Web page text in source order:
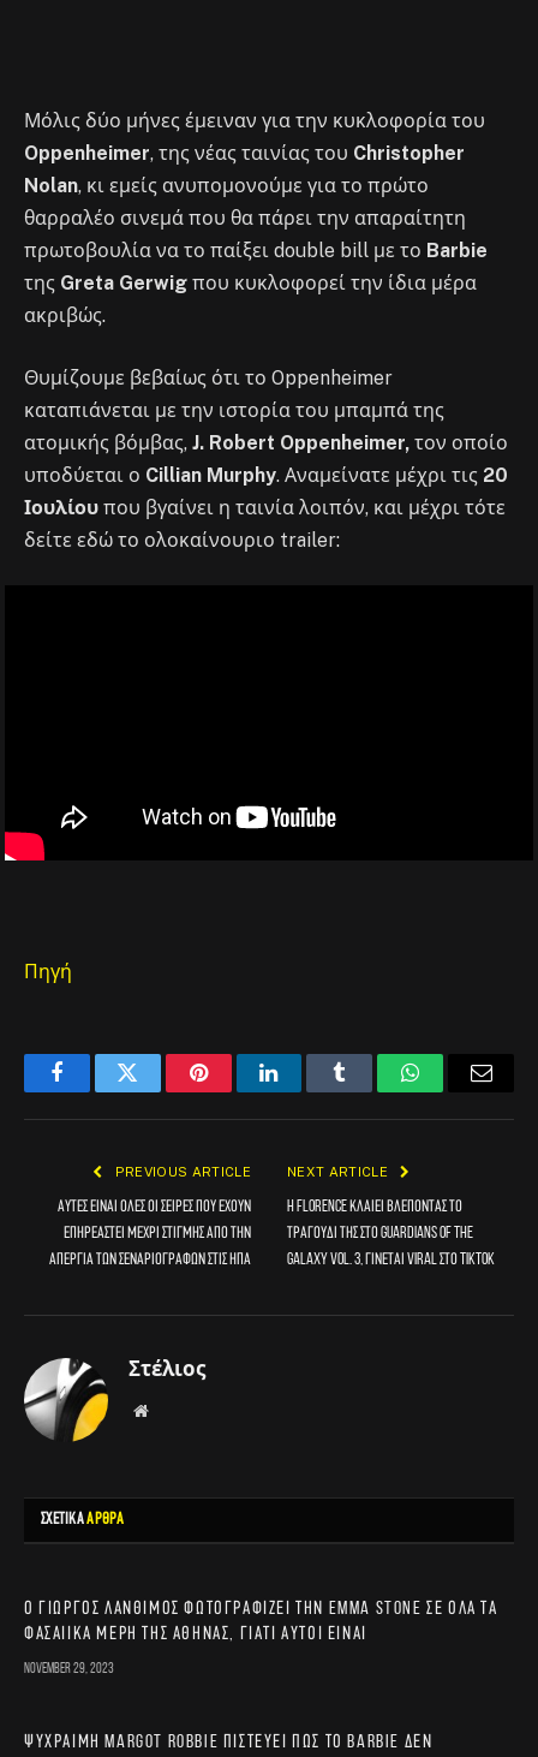
Μόλις δύο μήνες έμειναν για την κυκλοφορία του
Oppenheimer, της νέας ταινίας του Christopher
Nolan, κι εμείς ανυπομονούμε για το πρώτο
θαρραλέο σινεμά που θα πάρει την απαραίτητη
πρωτοβουλία να το παίξει double bill με το Barbie
της Greta Gerwig που κυκλοφορεί την ίδια μέρα
ακριβώς.
Θυμίζουμε βεβαίως ότι το Oppenheimer
καταπιάνεται με την ιστορία του μπαμπά της
ατομικής βόμβας, J. Robert Oppenheimer, τον οποίο
υποδύεται ο Cillian Murphy. Αναμείνατε μέχρι τις 20
Ιουλίου που βγαίνει η ταινία λοιπόν, και μέχρι τότε
δείτε εδώ το ολοκαίνουριο trailer:
Πηγή
FacebookTwitter PinterestLinkedInTumblr WhatsApp
PREVIOUS ARTICLE
Αυτές είναι όλες οι σειρές που έχουν
επηρεαστεί μέχρι στιγμής από την
απεργία των σεναριογράφων στις ΗΠΑ
NEXT ARTICLE
H Florence κλαίει βλέποντας το
τραγούδι της στο Guardians of the
Galaxy vol. 3, γίνεται viral στο TikTok
Στέλιος
Website
ΣΧΕΤΙΚΑΑΡΘΡΑ
Ο Γιώργος Λάνθιμος φωτογραφίζει την Emma Stone σε όλα τα
φασαίικα μέρη της Αθήνας, γιατί αυτοί είναι
November 29, 2023
Ψύχραιμη Margot Robbie πιστεύει πως το Barbie δεν